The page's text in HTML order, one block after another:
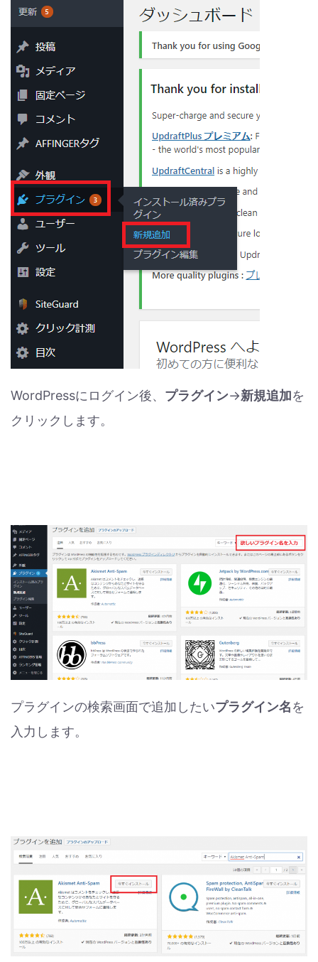
WordPressにログイン後、 プラグイン→新規追加を
クリックします。
プラグインの検索画面で追加したいプラグイン名を
入力します。